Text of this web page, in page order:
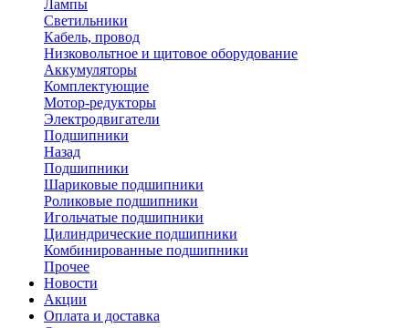
Лампы
Светильники
Кабель, провод
Низковольтное и щитовое оборудование
Аккумуляторы
Комплектующие
Мотор-редукторы
Электродвигатели
Подшипники
Назад
Подшипники
Шариковые подшипники
Роликовые подшипники
Игольчатые подшипники
Цилиндрические подшипники
Комбинированные подшипники
Прочее
Новости
Акции
Оплата и доставка